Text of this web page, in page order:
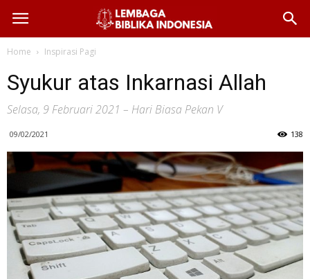
Home Inspirasi Pagi
Syukur atas Inkarnasi Allah
Selasa, 9 Februari 2021 – Hari Biasa Pekan V
09/02/2021 138